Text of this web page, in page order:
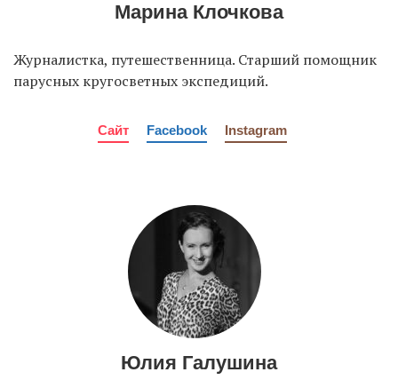
Марина Клочкова
Журналистка, путешественница. Старший помощник
парусных кругосветных экспедиций.
Сайт Facebook Instagram
Юлия Галушина